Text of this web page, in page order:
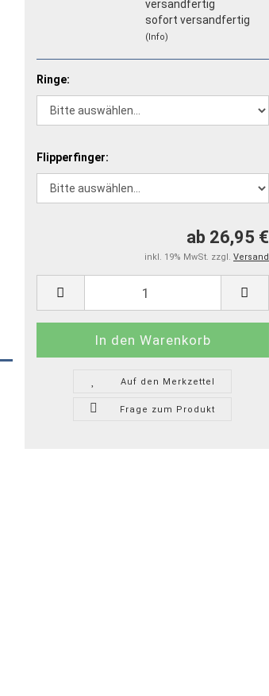
sofort versandfertig
(Info)
Ringe:
Flipperfinger:
ab 26,95 €
inkl. 19% MwSt. zzgl. Versand
Auf den Merkzettel
Frage zum Produkt